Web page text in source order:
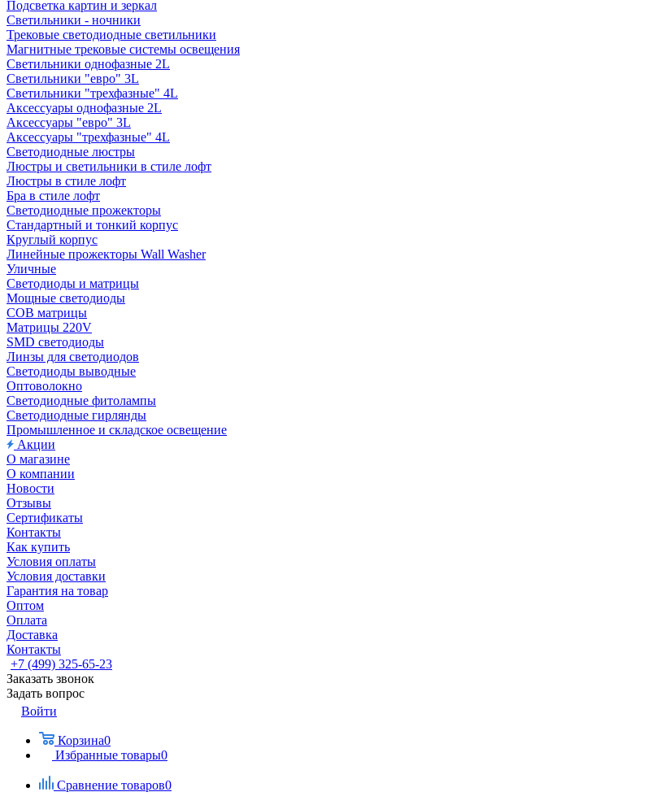
Подсветка картин и зеркал
Светильники - ночники
Трековые светодиодные светильники
Магнитные трековые системы освещения
Светильники однофазные 2L
Светильники "евро" 3L
Светильники "трехфазные" 4L
Аксессуары однофазные 2L
Аксессуары "евро" 3L
Аксессуары "трехфазные" 4L
Светодиодные люстры
Люстры и светильники в стиле лофт
Люстры в стиле лофт
Бра в стиле лофт
Светодиодные прожекторы
Стандартный и тонкий корпус
Круглый корпус
Линейные прожекторы Wall Washer
Уличные
Светодиоды и матрицы
Мощные светодиоды
COB матрицы
Матрицы 220V
SMD светодиоды
Линзы для светодиодов
Светодиоды выводные
Оптоволокно
Светодиодные фитолампы
Светодиодные гирлянды
Промышленное и складское освещение
Акции
О магазине
О компании
Новости
Отзывы
Сертификаты
Контакты
Как купить
Условия оплаты
Условия доставки
Гарантия на товар
Оптом
Оплата
Доставка
Контакты
+7 (499) 325-65-23
Заказать звонок
Задать вопрос
Войти
Корзина0
Избранные товары0
Сравнение товаров0